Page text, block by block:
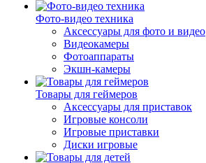
Фото-видео техника
Аксессуары для фото и видео
Видеокамеры
Фотоаппараты
Экшн-камеры
Товары для геймеров
Аксессуары для приставок
Игровые консоли
Игровые приставки
Диски игровые